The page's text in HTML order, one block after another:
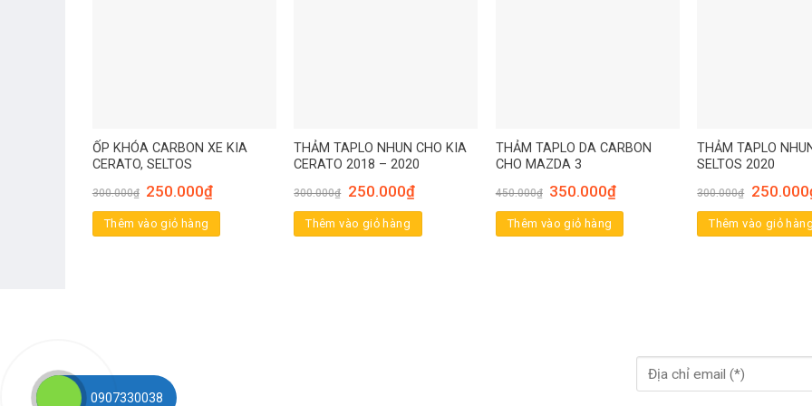
ỐP KHÓA CARBON XE KIA
CERATO, SELTOS
300.000₫ 250.000₫
Thêm vào giỏ hàng
THẢM TAPLO NHUN CHO KIA
CERATO 2018 – 2020
300.000₫ 250.000₫
Thêm vào giỏ hàng
THẢM TAPLO DA CARBON
CHO MAZDA 3
450.000₫ 350.000₫
Thêm vào giỏ hàng
THẢM TAPLO
SELTOS 2020
300.000₫ 250.000
Thêm vào giỏ hàng
0907330038